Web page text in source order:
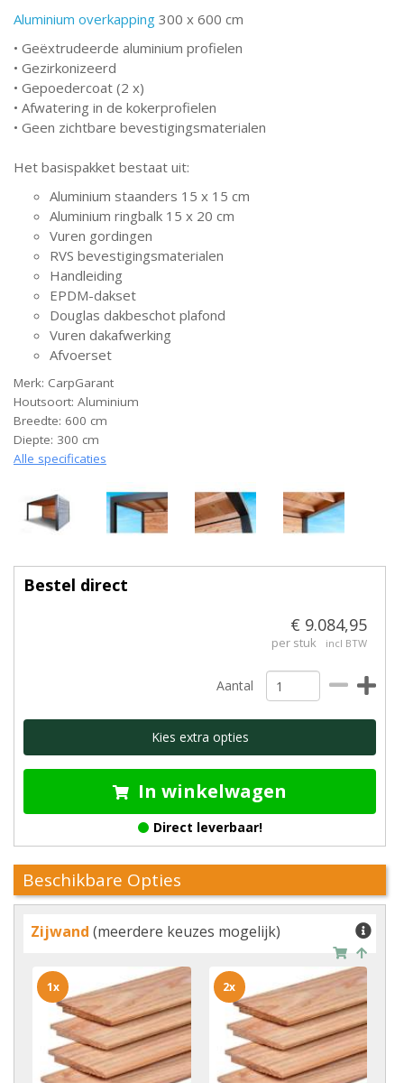
Aluminium overkapping 300 x 600 cm
• Geëxtrudeerde aluminium profielen
• Gezirkonizeerd
• Gepoedercoat (2 x)
• Afwatering in de kokerprofielen
• Geen zichtbare bevestigingsmaterialen
Het basispakket bestaat uit:
Aluminium staanders 15 x 15 cm
Aluminium ringbalk 15 x 20 cm
Vuren gordingen
RVS bevestigingsmaterialen
Handleiding
EPDM-dakset
Douglas dakbeschot plafond
Vuren dakafwerking
Afvoerset
Merk: CarpGarant
Houtsoort: Aluminium
Breedte: 600 cm
Diepte: 300 cm
Alle specificaties
Bestel direct
€ 9.084,95
per stuk incl BTW
Aantal
Kies extra opties
In winkelwagen
Direct leverbaar!
Beschikbare Opties
Zijwand (meerdere keuzes mogelijk)
1x 2x